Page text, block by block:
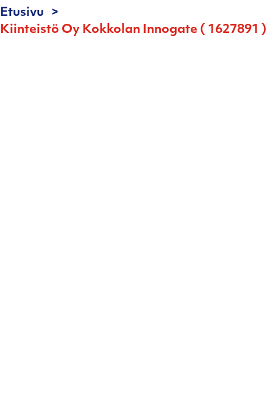
Etusivu
Kiinteistö Oy Kokkolan Innogate ( 1627891 )